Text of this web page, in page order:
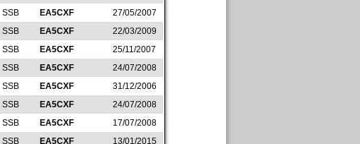
SSB EA5CXF
27/05/2007
SSB EA5CXF
22/03/2009
SSB EA5CXF
25/11/2007
SSB EA5CXF
24/07/2008
SSB EA5CXF
31/12/2006
SSB EA5CXF
24/07/2008
SSB EA5CXF
17/07/2008
SSB EA5CXF 13/01/2015